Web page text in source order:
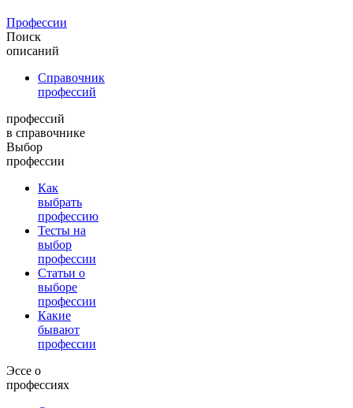
Профессии
Поиск
описаний
Справочник
профессий
профессий
в справочнике
Выбор
профессии
Как
выбрать
профессию
Тесты на
выбор
профессии
Статьи о
выборе
профессии
Какие
бывают
профессии
Эссе о
профессиях